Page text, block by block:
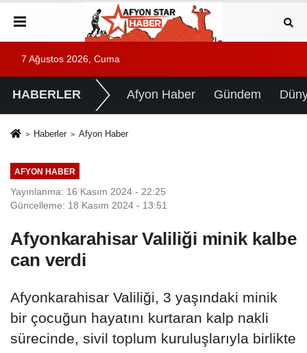
7 Ağustos 2026, Cuma
HABERLER Afyon Haber Gündem
Haberler Afyon Haber
AFYON HABER
Yayınlanma: 16 Kasım 2024 - 22:25
Güncelleme: 18 Kasım 2024 - 13:51
Afyonkarahisar Valiliği minik kalbe
can verdi
Afyonkarahisar Valiliği, 3 yaşındaki minik
bir çocuğun hayatını kurtaran kalp nakli
sürecinde, sivil toplum kuruluşlarıyla birlikte